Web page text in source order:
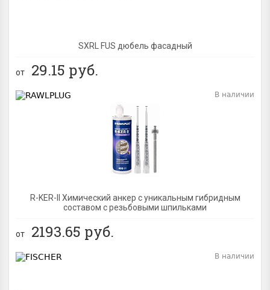
SXRL FUS дюбель фасадный
от 29.15 руб.
R-KER-II Химический анкер с уникальным гибридным
составом с резьбовыми шпильками
В наличии
от 2193.65 руб.
В наличии